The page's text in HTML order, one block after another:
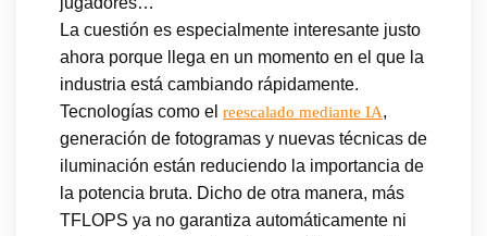
La cuestión es especialmente interesante justo
ahora porque llega en un momento en el que la
industria está cambiando rápidamente.
Tecnologías como el reescalado mediante IA,
generación de fotogramas y nuevas técnicas de
iluminación están reduciendo la importancia de
la potencia bruta. Dicho de otra manera, más
TFLOPS ya no garantiza automáticamente ni